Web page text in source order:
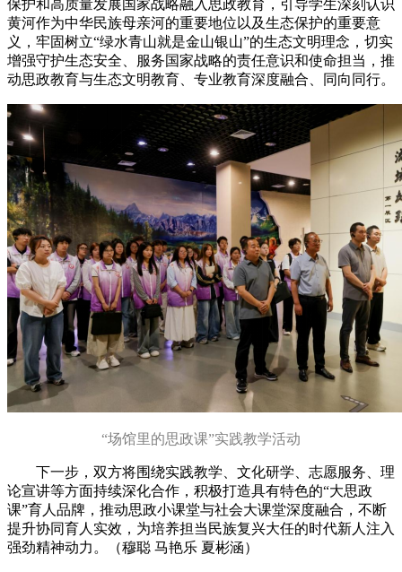
保护和高质量发展国家战略融入思政教育，引导学生深刻认识
黄河作为中华民族母亲河的重要地位以及生态保护的重要意
义，牢固树立“绿水青山就是金山银山”的生态文明理念，切实
增强守护生态安全、服务国家战略的责任意识和使命担当，推
动思政教育与生态文明教育、专业教育深度融合、同向同行。
“场馆里的思政课”实践教学活动
下一步，双方将围绕实践教学、文化研学、志愿服务、理
论宣讲等方面持续深化合作，积极打造具有特色的“大思政
课”育人品牌，推动思政小课堂与社会大课堂深度融合，不断
提升协同育人实效，为培养担当民族复兴大任的时代新人注入
强劲精神动力。（穆聪 马艳乐 夏彬涵）